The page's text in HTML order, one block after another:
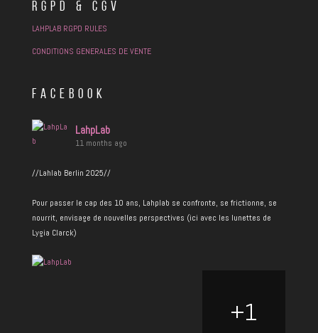
RGPD & CGV
LAHPLAB RGPD RULES
CONDITIONS GENERALES DE VENTE
FACEBOOK
LahpLab
11 months ago
//Lahlab Berlin 2025//
Pour passer le cap des 10 ans, Lahplab se confronte, se frictionne, se
nourrit, envisage de nouvelles perspectives (ici avec les lunettes de
Lygia Clarck)
+1